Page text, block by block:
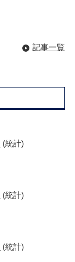
記事一覧
(統計)
(統計)
(統計)